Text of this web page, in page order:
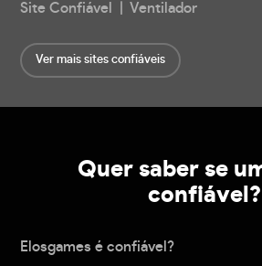
Site Confiável | Ventilador
Ver mais sites confiáveis
Quer saber se
confiável?
Elosgames é confiável?